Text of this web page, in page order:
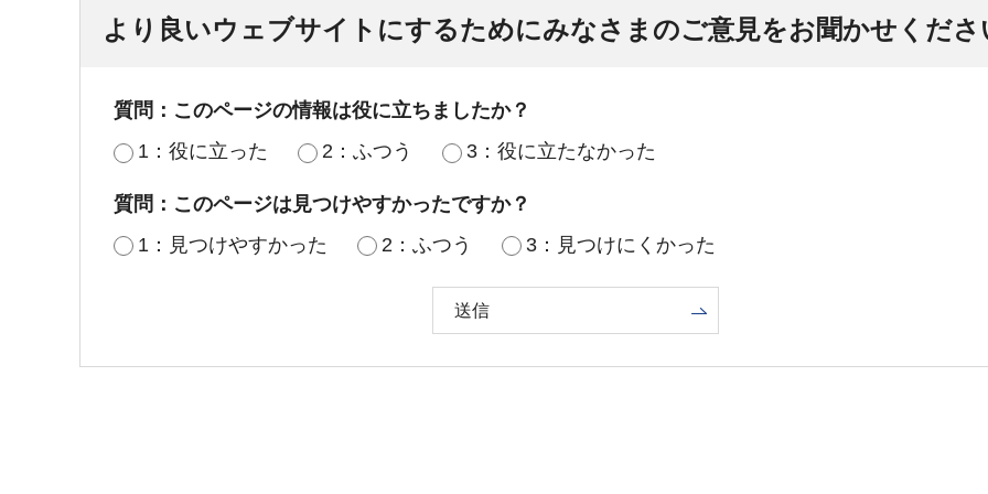
より良いウェブサイトにするためにみなさまのご意見をお聞かせくださ
質問：このページの情報は役に立ちましたか？
1：役に立った
2：ふつう 3：役に立たなかった
質問：このページは見つけやすかったですか？
1：見つけやすかった
2：ふつう 3：見つけにくかった